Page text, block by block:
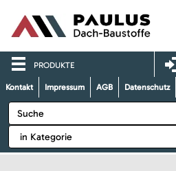
PRODUKTE
Kontakt Impressum AGB Datenschutz